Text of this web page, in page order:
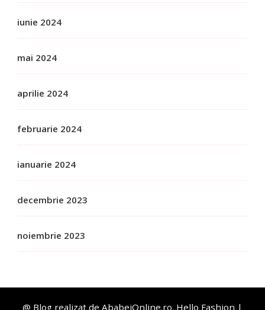
iunie 2024
mai 2024
aprilie 2024
februarie 2024
ianuarie 2024
decembrie 2023
noiembrie 2023
@ Blog realizat de AbabeiOnline.ro. Hello Fashion |